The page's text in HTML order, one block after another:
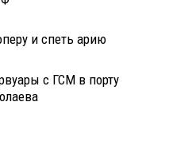
и спеть арию
с ГСМ в порту